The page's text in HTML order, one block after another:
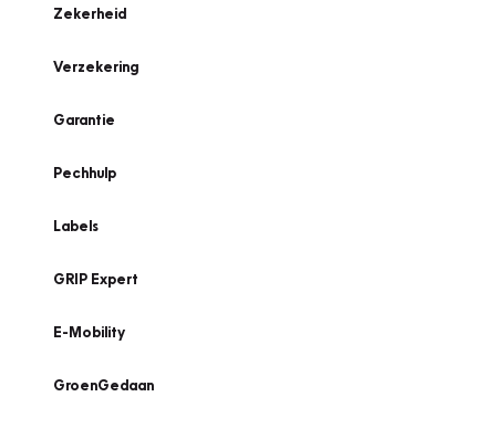
Zekerheid
Verzekering
Garantie
Pechhulp
Labels
GRIP Expert
E-Mobility
GroenGedaan